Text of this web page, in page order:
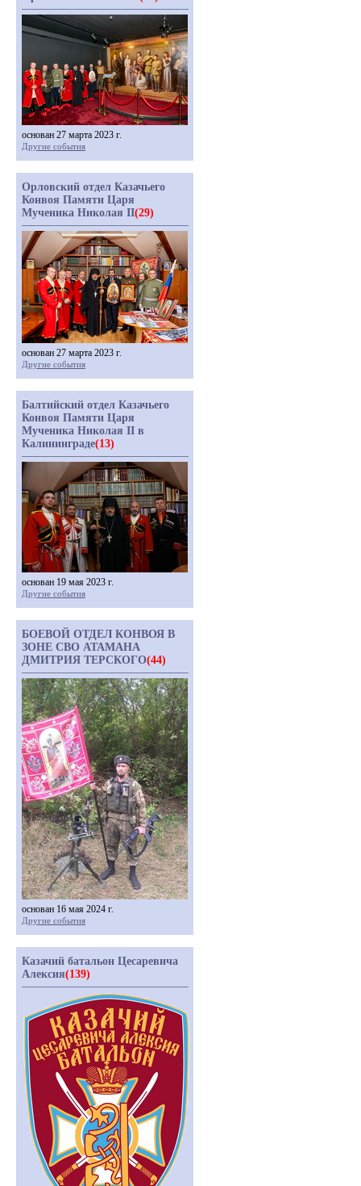
основан 27 марта 2023 г.
Другие события
Орловский отдел Казачьего
Конвоя Памяти Царя
Мученика Николая II(29)
основан 27 марта 2023 г.
Другие события
Балтийский отдел Казачьего
Конвоя Памяти Царя
Мученика Николая II в
Калининграде(13)
основан 19 мая 2023 г.
Другие события
БОЕВОЙ ОТДЕЛ КОНВОЯ В
ЗОНЕ СВО АТАМАНА
ДМИТРИЯ ТЕРСКОГО(44)
основан 16 мая 2024 г.
Другие события
Казачий батальон Цесаревича
Алексия(139)